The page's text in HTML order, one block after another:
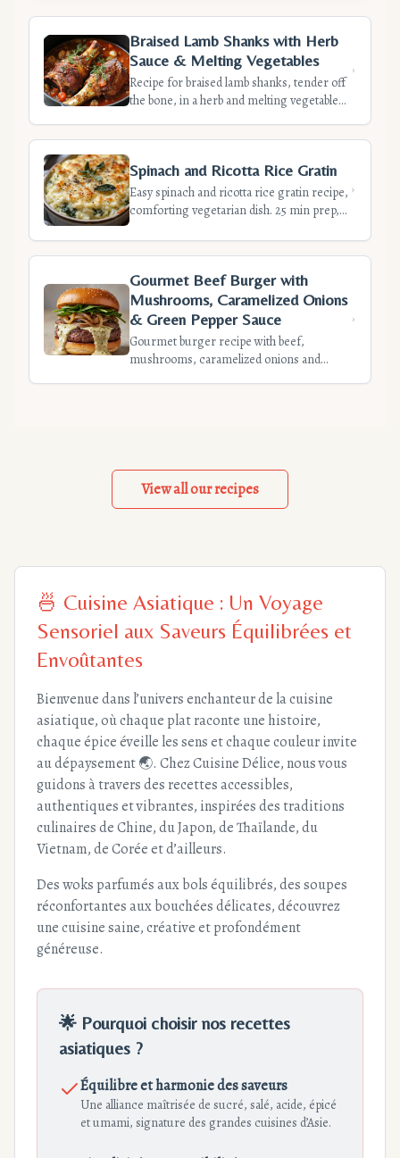
Braised Lamb Shanks with Herb
Sauce & Melting Vegetables
Recipe for braised lamb shanks, tender off
the bone, in a herb and melting vegetable
festive meals. Long cooking time for melt-
Spinach and Ricotta Rice Gratin
Easy spinach and ricotta rice gratin recipe,
comforting vegetarian dish. 25 min prep,
our tips for a perfect gratin!
Gourmet Beef Burger with
Mushrooms, Caramelized Onions
& Green Pepper Sauce
Gourmet burger recipe with beef,
mushrooms, caramelized onions and
View all our recipes
🍜 Cuisine Asiatique : Un Voyage
Sensoriel aux Saveurs Équilibrées et
Envoûtantes
Bienvenue dans l’univers enchanteur de la cuisine
asiatique, où chaque plat raconte une histoire,
chaque épice éveille les sens et chaque couleur invite
au dépaysement 🌏. Chez Cuisine Délice, nous vous
guidons à travers des recettes accessibles,
authentiques et vibrantes, inspirées des traditions
culinaires de Chine, du Japon, de Thaïlande, du
Vietnam, de Corée et d’ailleurs.
Des woks parfumés aux bols équilibrés, des soupes
réconfortantes aux bouchées délicates, découvrez
une cuisine saine, créative et profondément
généreuse.
🌟 Pourquoi choisir nos recettes
asiatiques ?
Équilibre et harmonie des saveurs
Une alliance maîtrisée de sucré, salé, acide, épicé
et umami, signature des grandes cuisines d’Asie.